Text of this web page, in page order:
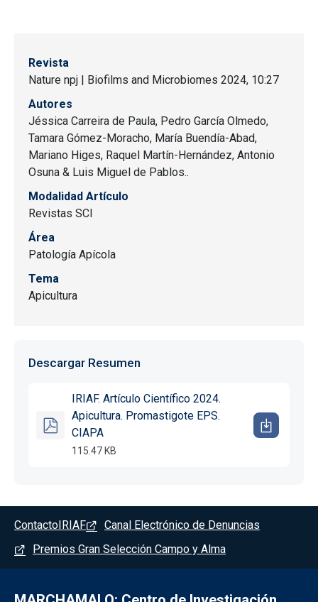
Revista
Nature npj | Biofilms and Microbiomes 2024, 10:27
Autores
Jéssica Carreira de Paula, Pedro García Olmedo,
Tamara Gómez-Moracho, María Buendía-Abad,
Mariano Higes, Raquel Martín-Hernández, Antonio
Osuna & Luis Miguel de Pablos..
Modalidad Artículo
Revistas SCI
Área
Patología Apícola
Tema
Apicultura
Descargar Resumen
IRIAF. Artículo Científico 2024.
Apicultura. Promastigote EPS.
CIAPA
115.47 KB
Pie de página - Marchamalo
Contacto IRIAF
Canal Electrónico de Denuncias
Premios Gran Selección Campo y Alma